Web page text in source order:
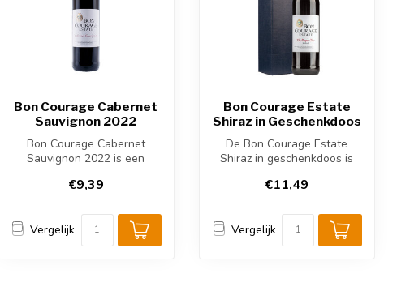
Bon Courage Cabernet
Sauvignon 2022
Bon Courage Cabernet
Sauvignon 2022 is een
rode wijn u...
€9,39
Vergelijk
Bon Courage Estate
Shiraz in Geschenkdoos
De Bon Courage Estate
Shiraz in geschenkdoos is
Afrikaanse wi...
€11,49
Vergelijk